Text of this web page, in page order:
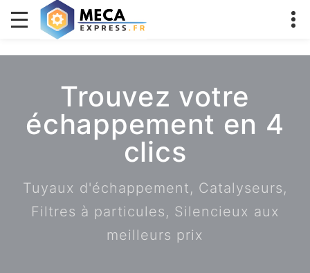
Trouvez votre
échappement en 4
clics
Tuyaux d'échappement, Catalyseurs,
Filtres à particules, Silencieux aux
meilleurs prix